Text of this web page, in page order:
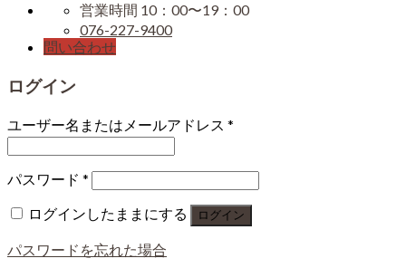
営業時間 10：00〜19：00
076-227-9400
問い合わせ
ログイン
ユーザー名またはメールアドレス *
パスワード *
ログインしたままにする
ログイン
パスワードを忘れた場合